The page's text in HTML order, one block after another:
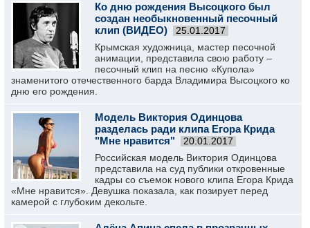
Ко дню рождения Высоцкого был
создан необыкновенный песочный
клип (ВИДЕО)
25.01.2017
Крымская художница, мастер песочной
анимации, представила свою работу –
песочный клип на песню «Купола»
знаменитого отечественного барда Владимира Высоцкого ко
дню его рождения.
Модель Виктория Одинцова
разделась ради клипа Егора Крида
"Мне нравится"
20.01.2017
Российская модель Виктория Одинцова
представила на суд публики откровенные
кадры со съемок нового клипа Егора Крида
«Мне нравится». Девушка показала, как позирует перед
камерой с глубоким декольте.